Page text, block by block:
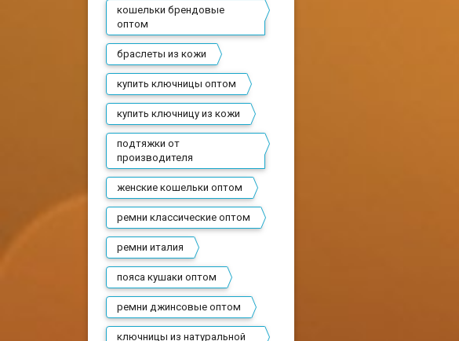
кошельки брендовые
оптом
браслеты из кожи
купить ключницы оптом
купить ключницу из кожи
подтяжки от
производителя
женские кошельки оптом
ремни классические оптом
ремни италия
пояса кушаки оптом
ремни джинсовые оптом
ключницы из натуральной